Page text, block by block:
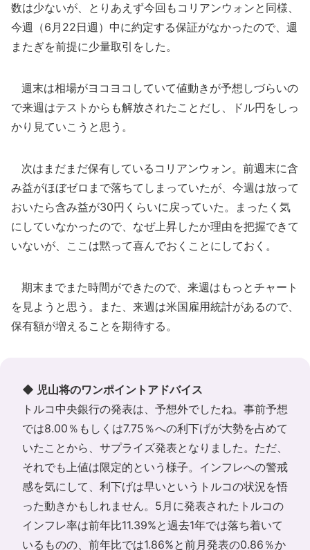
数は少ないが、とりあえず今回もコリアンウォンと同様、
今週（6月22日週）中に約定する保証がなかったので、週
またぎを前提に少量取引をした。
週末は相場がヨコヨコしていて値動きが予想しづらいの
で来週はテストからも解放されたことだし、ドル円をしっ
かり見ていこうと思う。
次はまだまだ保有しているコリアンウォン。前週末に含
み益がほぼゼロまで落ちてしまっていたが、今週は放って
おいたら含み益が30円くらいに戻っていた。まったく気
にしていなかったので、なぜ上昇したか理由を把握できて
いないが、ここは黙って喜んでおくことにしておく。
期末までまた時間ができたので、来週はもっとチャート
を見ようと思う。また、来週は米国雇用統計があるので、
保有額が増えることを期待する。
◆ 児山将のワンポイントアドバイス
トルコ中央銀行の発表は、予想外でしたね。事前予想
では8.00％もしくは7.75％への利下げが大勢を占めて
いたことから、サプライズ発表となりました。ただ、
それでも上値は限定的という様子。インフレへの警戒
感を気にして、利下げは早いというトルコの状況を悟
った動きかもしれません。5月に発表されたトルコの
インフレ率は前年比11.39%と過去1年では落ち着いて
いるものの、前年比では1.86%と前月発表の0.86％か